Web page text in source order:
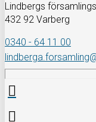
Lindbergs
432 92 Varberg
0340 - 64 11 00